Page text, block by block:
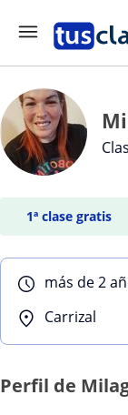
1ª clase gratis
más de 2
Carrizal
Perfil de